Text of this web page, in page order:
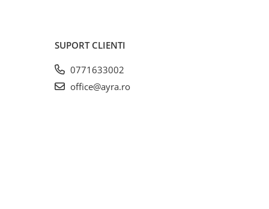
SUPORT CLIENTI
0771633002
office@ayra.ro